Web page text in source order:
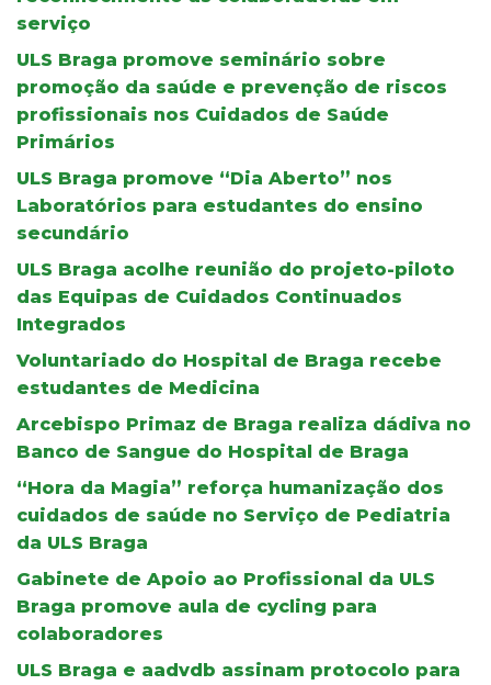
serviço
ULS Braga promove seminário sobre
promoção da saúde e prevenção de riscos
profissionais nos Cuidados de Saúde
Primários
ULS Braga promove “Dia Aberto” nos
Laboratórios para estudantes do ensino
secundário
ULS Braga acolhe reunião do projeto-piloto
das Equipas de Cuidados Continuados
Integrados
Voluntariado do Hospital de Braga recebe
estudantes de Medicina
Arcebispo Primaz de Braga realiza dádiva no
Banco de Sangue do Hospital de Braga
“Hora da Magia” reforça humanização dos
cuidados de saúde no Serviço de Pediatria
da ULS Braga
Gabinete de Apoio ao Profissional da ULS
Braga promove aula de cycling para
colaboradores
ULS Braga e aadvdb assinam protocolo para